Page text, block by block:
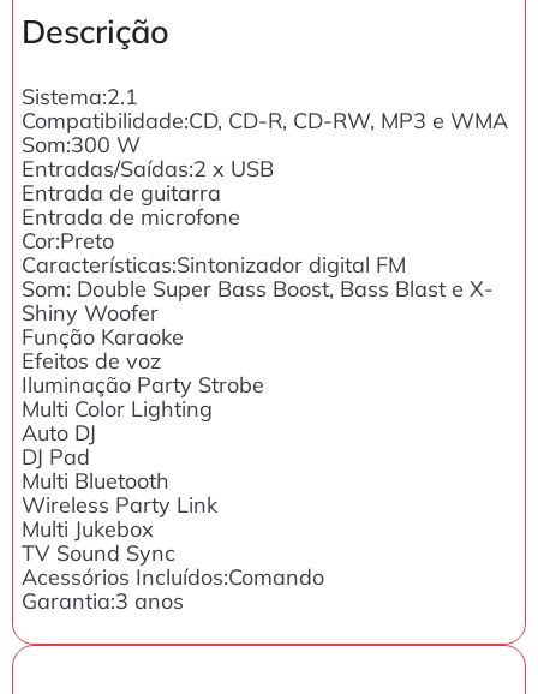
Descrição
Sistema:2.1
Compatibilidade:CD, CD-R, CD-RW, MP3 e WMA
Som:300 W
Entradas/Saídas:2 x USB
Entrada de guitarra
Entrada de microfone
Cor:Preto
Características:Sintonizador digital FM
Som: Double Super Bass Boost, Bass Blast e X-
Shiny Woofer
Função Karaoke
Efeitos de voz
Iluminação Party Strobe
Multi Color Lighting
Auto DJ
DJ Pad
Multi Bluetooth
Wireless Party Link
Multi Jukebox
TV Sound Sync
Acessórios Incluídos:Comando
Garantia:3 anos